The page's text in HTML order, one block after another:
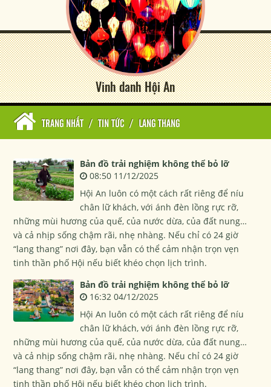
Vinh danh Hội An
TRANG NHẤT / TIN TỨC / LANG THANG
Bản đồ trải nghiệm không thể bỏ lỡ
08:50 11/12/2025
Hội An luôn có một cách rất riêng để níu
chân lữ khách, với ánh đèn lồng rực rỡ,
những mùi hương của quế, của nước dừa, của đất nung…
và cả nhịp sống chậm rãi, nhẹ nhàng. Nếu chỉ có 24 giờ
“lang thang” nơi đây, bạn vẫn có thể cảm nhận trọn vẹn
tinh thần phố Hội nếu biết khéo chọn lịch trình.
Bản đồ trải nghiệm không thể bỏ lỡ
16:32 04/12/2025
Hội An luôn có một cách rất riêng để níu
chân lữ khách, với ánh đèn lồng rực rỡ,
những mùi hương của quế, của nước dừa, của đất nung…
và cả nhịp sống chậm rãi, nhẹ nhàng. Nếu chỉ có 24 giờ
“lang thang” nơi đây, bạn vẫn có thể cảm nhận trọn vẹn
tinh thần phố Hội nếu biết khéo chọn lịch trình.